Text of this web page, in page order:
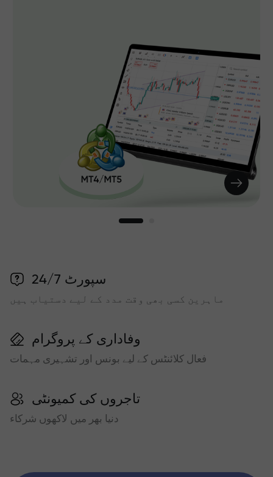
سپورٹ 24/7
ماہرین کسی بھی وقت مدد کے لیے دستیاب ہیں
وفاداری کے پروگرام
فعال کلائنٹس کے لیے بونس اور تشہیری مہمات
تاجروں کی کمیونٹی
دنیا بھر میں لاکھوں شرکاء